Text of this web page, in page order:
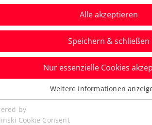
Aktuelle
Alle akzeptieren
Speichern & schließen
Nur essenzielle Cookies
Cookies werden für grundlegende
benötigt. Dadurch ist gewährleistet,
Weitere Informationen
by
Cookie Consent